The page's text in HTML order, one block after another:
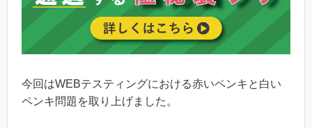
今回はWEBテスティングにおける赤いペンキと白い
ペンキ問題を取り上げました。